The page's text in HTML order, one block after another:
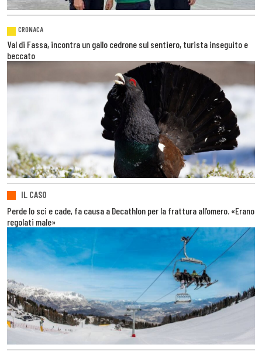
CRONACA
Val di Fassa, incontra un gallo cedrone sul sentiero, turista inseguito e
beccato
IL CASO
Perde lo sci e cade, fa causa a Decathlon per la frattura all’omero. «Erano
regolati male»